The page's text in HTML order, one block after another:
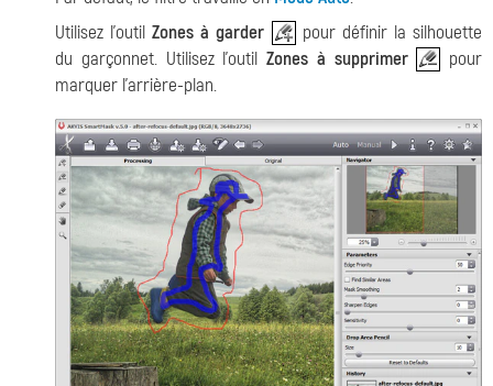
Utilisez l'outilZones à garder
pour définir la silhouette
du garçonnet. Utilisez l'outil Zones à supprimer
pour
marquer l'arrière-plan.